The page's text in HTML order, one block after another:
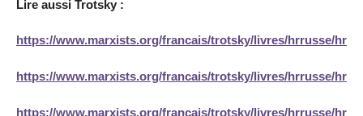
Lire aussi Trotsky :
https://www.marxists.org/francais/trotsky/livres/hrrusse/
https://www.marxists.org/francais/trotsky/livres/hrrusse/
https://www.marxists.org/francais/trotsky/livres/hrrusse/